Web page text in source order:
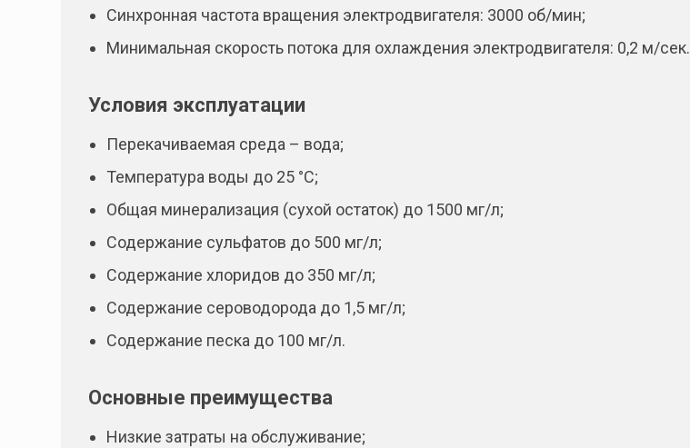
Синхронная частота вращения электродвигателя: 3000 об/мин;
Минимальная скорость потока для охлаждения электродвигателя: 0,2 м/сeк.
Условия эксплуатации
Перекачиваемая среда – вода;
Температура воды до 25 °С;
Общая минерализация (сухой остаток) до 1500 мг/л;
Содержание сульфатов до 500 мг/л;
Содержание хлоридов до 350 мг/л;
Содержание сероводорода до 1,5 мг/л;
Содержание песка до 100 мг/л.
Основные преимущества
Низкие затраты на обслуживание;